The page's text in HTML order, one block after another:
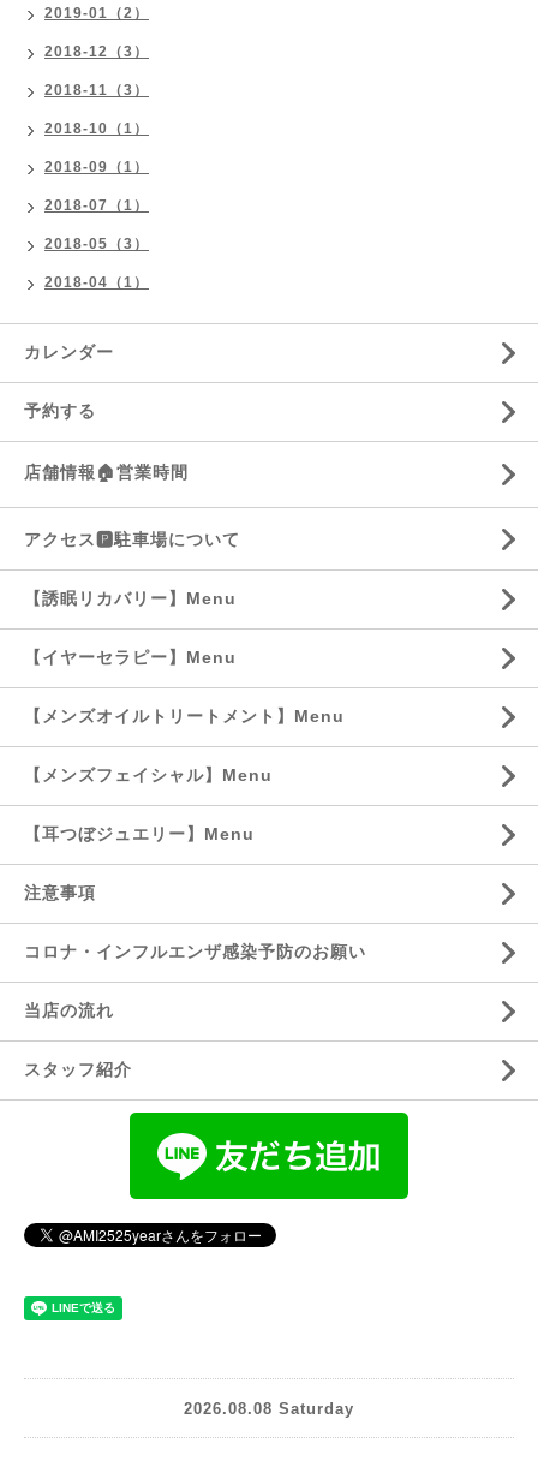
2019-01（2）
2018-12（3）
2018-11（3）
2018-10（1）
2018-09（1）
2018-07（1）
2018-05（3）
2018-04（1）
カレンダー
予約する
店舗情報🏠営業時間
アクセス🅿️駐車場について
【誘眠リカバリー】Menu
【イヤーセラピー】Menu
【メンズオイルトリートメント】Menu
【メンズフェイシャル】Menu
【耳つぼジュエリー】Menu
注意事項
コロナ・インフルエンザ感染予防のお願い
当店の流れ
スタッフ紹介
2026.08.08 Saturday